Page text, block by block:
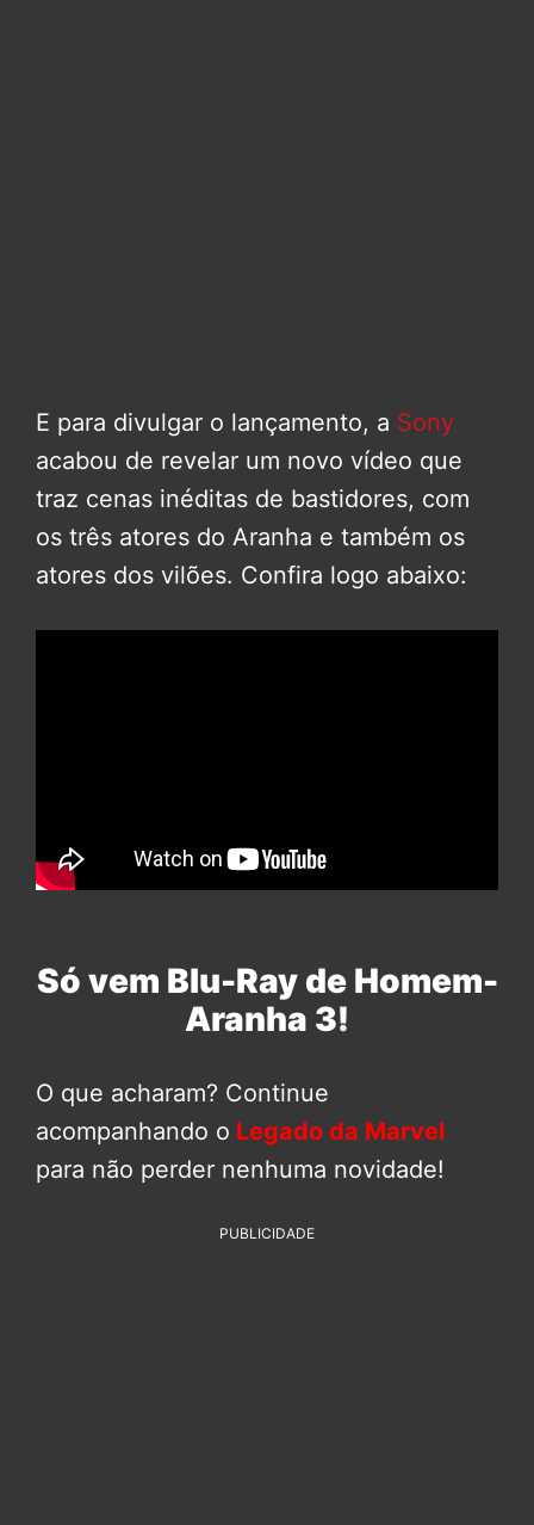
E para divulgar o lançamento, a Sony
acabou de revelar um novo vídeo que
traz cenas inéditas de bastidores, com
os três atores do Aranha e também os
atores dos vilões. Confira logo abaixo:
Só vem Blu-Ray de Homem-
Aranha 3!
O que acharam? Continue
acompanhando o Legado da Marvel
para não perder nenhuma novidade!
PUBLICIDADE